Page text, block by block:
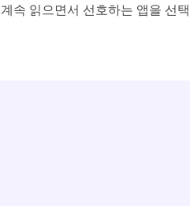
속 읽으면서 선호하는 앱을 선택